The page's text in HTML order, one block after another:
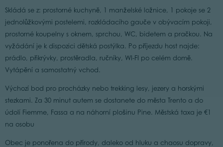
Skládá se z: prostorné kuchyně, 1 manželské ložnice, 1 pokoje se 2
jednolůžkovými postelemi, rozkládacího gauče v obývacím pokoji,
prostorné koupelny s oknem, sprchou, WC, bidetem a pračkou. Na
vyžádání je k dispozici dětská postýlka. Po příjezdu host najde:
prádlo, přikrývky, prostěradla, ručníky, WI-FI po celém domě.
Vytápění a samostatný vchod.
Výchozí bod pro procházky nebo trekking lesy, jezery a horskými
stezkami. Za 30 minut autem se dostanete do města Trento a do
údolí Fiemme, Fassa a na náhorní plošinu Pine. Městská taxa je €1
na osobu
Obec je ponořena do přírody, daleko od hluku a chaosu dopravy,